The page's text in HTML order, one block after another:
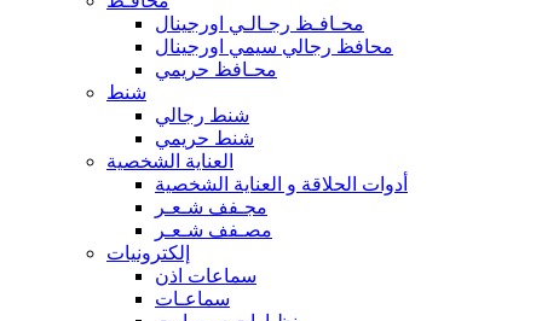
محـافـظ رجـالـي اورجينال
محافظ رجالي سيمي اورجينال
محـافظ حريمي
شنط
شنط رجالي
شنط حريمي
العناية الشخصية
أدوات الحلاقة و العناية الشخصية
مجـفف شـعـر
مصـفف شـعـر
إلكترونيات
سماعات اذن
سماعـات